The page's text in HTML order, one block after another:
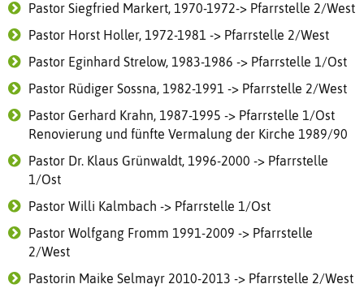
Pastor Siegfried Markert, 1970-1972-> Pfarrstelle 2/West
Pastor Horst Holler, 1972-1981 -> Pfarrstelle 2/West
Pastor Eginhard Strelow, 1983-1986 -> Pfarrstelle 1/Ost
Pastor Rüdiger Sossna, 1982-1991 -> Pfarrstelle 2/West
Pastor Gerhard Krahn, 1987-1995 -> Pfarrstelle 1/Ost
Renovierung und fünfte Vermalung der Kirche 1989/90
Pastor Dr. Klaus Grünwaldt, 1996-2000 -> Pfarrstelle
1/Ost
Pastor Willi Kalmbach -> Pfarrstelle 1/Ost
Pastor Wolfgang Fromm 1991-2009 -> Pfarrstelle
2/West
Pastorin Maike Selmayr 2010-2013 -> Pfarrstelle 2/West